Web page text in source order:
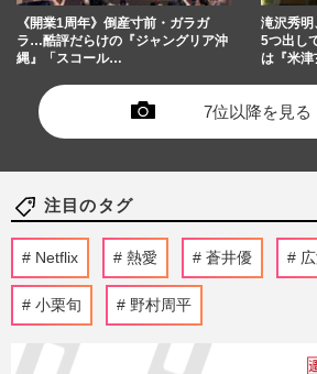
《開業1周年》倒産寸前・ガラガ
ラ…酷評だらけの『ジャングリア沖
縄』「スコール…
滝沢秀明
5つ出し
は『米
7位以降を見る
注目のタグ
Netflix 熱愛 蒼井優
小栗旬 野村周平